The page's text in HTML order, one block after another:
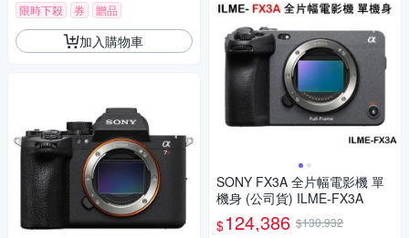
限時下殺
券 贈品
加入購物車
SONY FX3A 全片幅電影機 單
機身 (公司貨) ILME-FX3A
$124,386 $130,932